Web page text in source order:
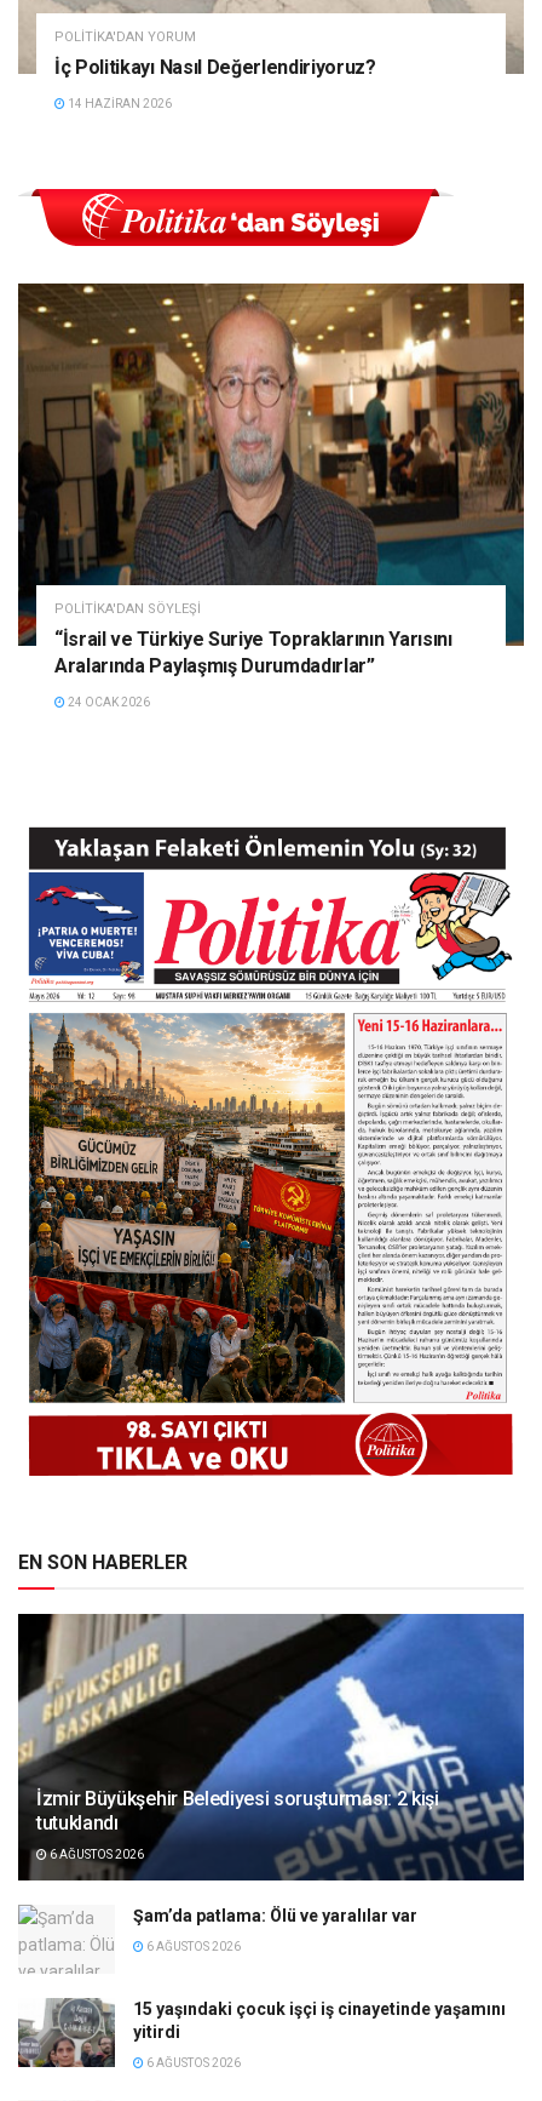
POLITIKA'DAN YORUM
İç Politikayı Nasıl Değerlendiriyoruz?
14 HAZIRAN 2026
POLITIKA'DAN SÖYLEŞI
“İsrail ve Türkiye Suriye Topraklarının Yarısını
Aralarında Paylaşmış Durumdadırlar”
24 OCAK 2026
EN SON HABERLER
İzmir Büyükşehir Belediyesi soruşturması: 2 kişi
tutuklandı
6 AĞUSTOS 2026
Şam’da patlama: Ölü ve yaralılar var
6 AĞUSTOS 2026
15 yaşındaki çocuk işçi iş cinayetinde yaşamını
yitirdi
6 AĞUSTOS 2026